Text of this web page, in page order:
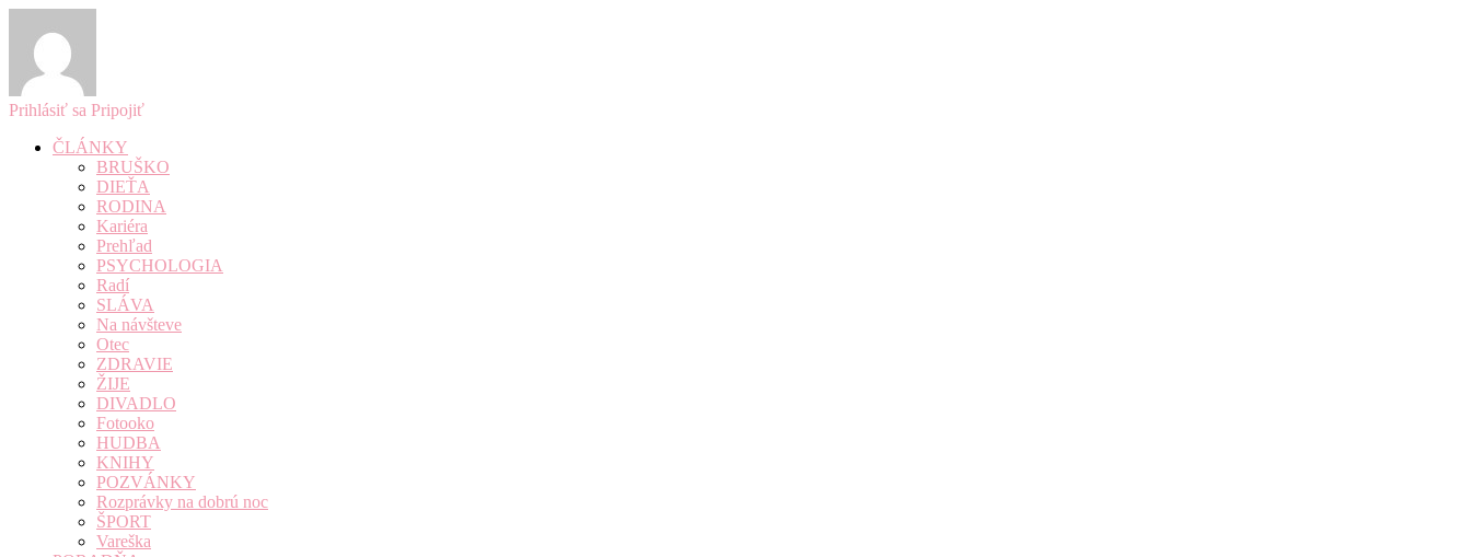
Prihlásiť sa Pripojiť
ČLÁNKY
BRUŠKO
DIEŤA
RODINA
Kariéra
Prehľad
PSYCHOLOGIA
Radí
SLÁVA
Na návšteve
Otec
ZDRAVIE
ŽIJE
DIVADLO
Fotooko
HUDBA
KNIHY
POZVÁNKY
Rozprávky na dobrú noc
ŠPORT
Vareška